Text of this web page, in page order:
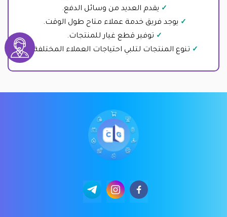
يقدم العديد من وسائل الدفع.
يوجد فريق خدمة عملاء متاح طول الوقت.
توفير قطع غيار للمنتجات.
تنوع المنتجات لتلبي احتياجات العملاء المختلفة.